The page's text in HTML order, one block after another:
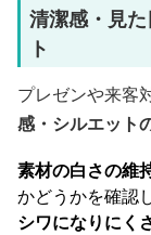
清潔感・見
ト
プレゼンや来客
感・シルエット
素材の白さの維
かどうかを確認
シワになりにく